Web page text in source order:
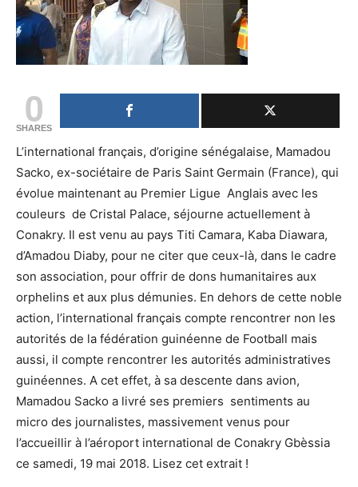
0
SHARES
L’international français, d’origine sénégalaise, Mamadou
Sacko, ex-sociétaire de Paris Saint Germain (France), qui
évolue maintenant au Premier Ligue Anglais avec les
couleurs de Cristal Palace, séjourne actuellement à
Conakry. Il est venu au pays Titi Camara, Kaba Diawara,
d’Amadou Diaby, pour ne citer que ceux-là, dans le cadre
son association, pour offrir de dons humanitaires aux
orphelins et aux plus démunies. En dehors de cette noble
action, l’international français compte rencontrer non les
autorités de la fédération guinéenne de Football mais
aussi, il compte rencontrer les autorités administratives
guinéennes. A cet effet, à sa descente dans avion,
Mamadou Sacko a livré ses premiers sentiments au
micro des journalistes, massivement venus pour
l’accueillir à l’aéroport international de Conakry Gbèssia
ce samedi, 19 mai 2018. Lisez cet extrait !